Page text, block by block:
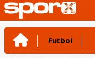
Futbol